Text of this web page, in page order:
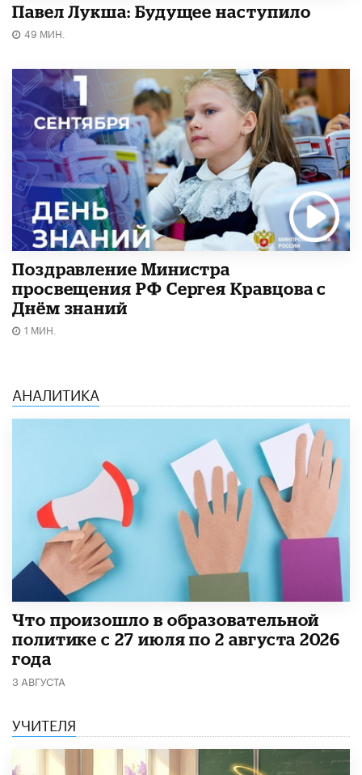
Павел Лукша: Будущее наступило
49 МИН.
Поздравление Министра
просвещения РФ Сергея Кравцова с
Днём знаний
1 МИН.
АНАЛИТИКА
​Что произошло в образовательной
политике с 27 июля по 2 августа 2026
года
3 АВГУСТА
УЧИТЕЛЯ